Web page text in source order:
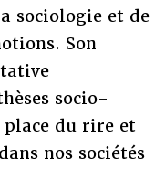
sociologie et de
Son
socio-
du rire et
nos sociétés